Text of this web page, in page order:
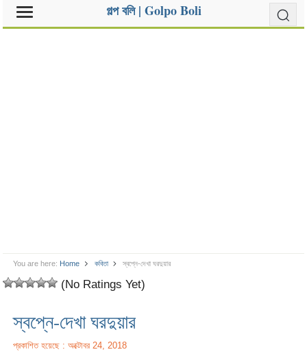
গল্প বলি | Golpo Boli
You are here: Home কবিতা স্বপ্নে-দেখা ঘরদুয়ার
(No Ratings Yet)
স্বপ্নে-দেখা ঘরদুয়ার
প্রকাশিত হয়েছে : অক্টোবর 24, 2018